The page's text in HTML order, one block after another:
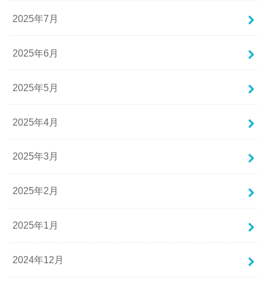
2025年7月
2025年6月
2025年5月
2025年4月
2025年3月
2025年2月
2025年1月
2024年12月